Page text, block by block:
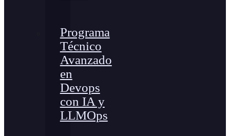
Programa
Técnico
Avanzado
en
Devops
con IA y
LLMOps